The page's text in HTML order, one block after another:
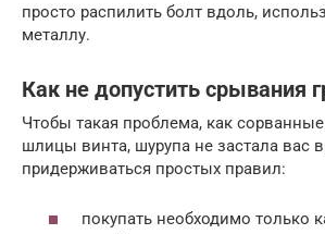
просто распилить болт вдоль,
металлу.
Как не допустить срывания
Чтобы такая проблема, как
шлицы винта, шурупа не застала вас
придерживаться простых правил:
покупать необходимо только